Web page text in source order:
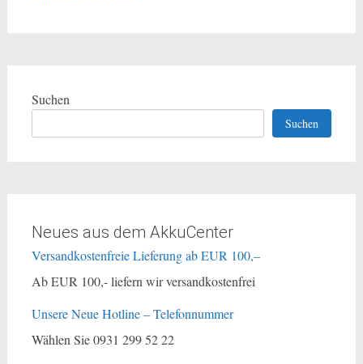
Suchen
Suchen
Neues aus dem AkkuCenter
Versandkostenfreie Lieferung ab EUR 100,–
Ab EUR 100,- liefern wir versandkostenfrei
Unsere Neue Hotline – Telefonnummer
Wählen Sie 0931 299 52 22